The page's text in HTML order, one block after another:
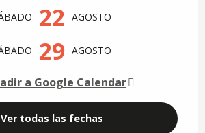
22 AGOSTO
29 AGOSTO
a Google Calendar
Ver todas las fechas